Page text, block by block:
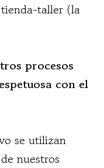
taller (la
procesos
con el
se utilizan
nuestros